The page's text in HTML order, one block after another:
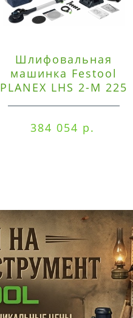
Шлифовальная
машинка Festool
PLANEX LHS 2-M 225
384 054 р.